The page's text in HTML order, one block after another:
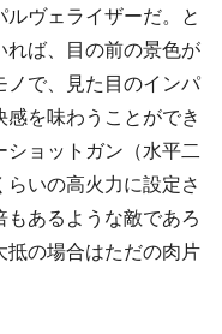
ヴェライザーだ。と
れば、目の前の景色が
で、見た目のインパ
を味わうことができ
ショットガン（水平二
いの高火力に設定さ
あるような敵であろ
抵の場合はただの肉片